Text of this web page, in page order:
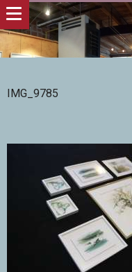
IMG_9785